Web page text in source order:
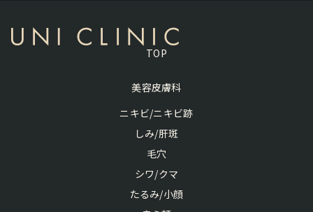
TOP
美容皮膚科
ニキビ/ニキビ跡
しみ/肝斑
毛穴
シワ/クマ
たるみ/小顔